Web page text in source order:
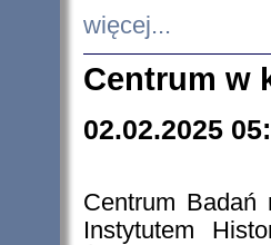
więcej...
Centrum w
02.02.2025
Centrum Badań
Instytutem